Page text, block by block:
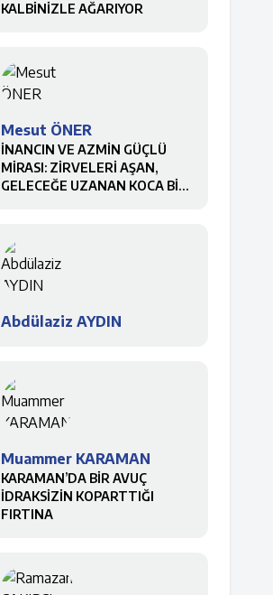
KALBİNİZLE AĞARIYOR
Mesut ÖNER
İNANCIN VE AZMİN GÜÇLÜ
MİRASI: ZİRVELERİ AŞAN,
GELECEĞE UZANAN KOCA BİR
Abdülaziz AYDIN
Muammer KARAMAN
KARAMAN’DA BİR AVUÇ
İDRAKSİZİN KOPARTTIĞI
FIRTINA